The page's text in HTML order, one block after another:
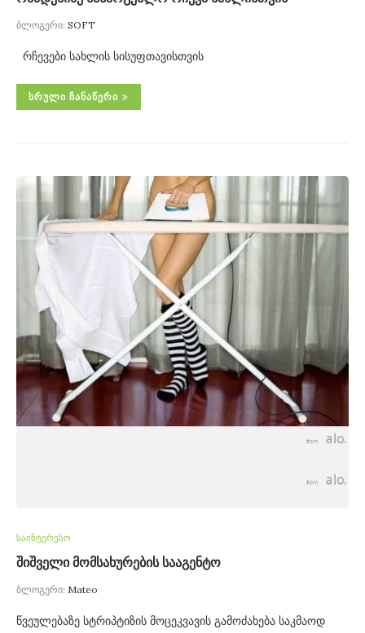
ბლოგერი: SOFT
რჩევები სახლის სისუფთავისთვის
ᲡᲠᲣᲚᲘ ᲩᲐᲜᲐᲬᲔᲠᲘ
საინტერესო
შიშველი მომსახურების სააგენტო
ბლოგერი: Mateo
წვეულებაზე სტრიპტიზის მოცეკვავის გამოძახება საკმაოდ